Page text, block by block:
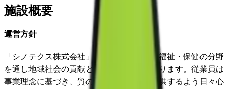
施設概要
運営方針
「シノテクス株式会社」は、地域の医療・福祉・保健の分野
を通し地域社会の貢献と発展をめざしております。従業員は
事業理念に基づき、質の高いサービスを提供するよう日々心